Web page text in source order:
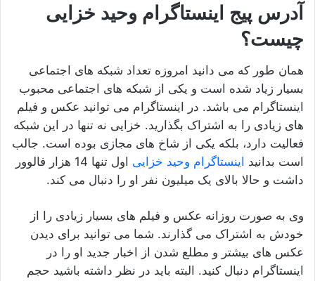
آدرس پیج اینستاگرام وحید خزایی
چیست؟
همان طور که می دانید امروزه تعداد شبکه های اجتماعی
بسیار زیاد شده است و یکی از شبکه های اجتماعی محبوب
اینستاگرام می باشد. در اینستاگرام می توانید عکس و فیلم
های زیادی را به اشتراک بگذارید. خزایی نه تنها در این شبکه
فعالیت دارد، بلکه یکی از شاخ های مجازی بوده است. جالب
است بدانید اینستاگرام وحید خزایی
اول تنها 14 هزار فالوور
داشت و حالا بالای یک میلیون نفر او را دنبال می کند.
وی به صورت روزانه عکس و فیلم های بسیار زیادی را از
خودش به اشتراک می گذارند. شما می توانید برای دیدن
عکس های بیشتر و مطلع شدن از اخبار جدید او را در
اینستاگرام دنبال کنید. البته باید در نظر داشته باشید حجم